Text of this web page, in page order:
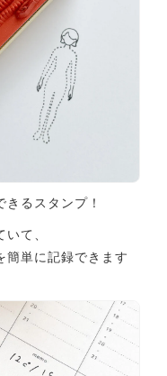
るスタンプ！
て、
簡単に記録できます